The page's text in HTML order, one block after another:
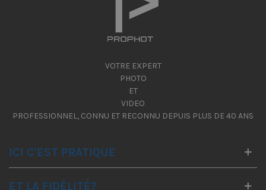
VOTRE EXPERT
PHOTO
ET
VIDEO
PROFESSIONNEL, CONNU ET RECONNU DEPUIS PLUS DE 40 ANS
ICI C'EST PRATIQUE
ET LA FIDÉLITÉ?